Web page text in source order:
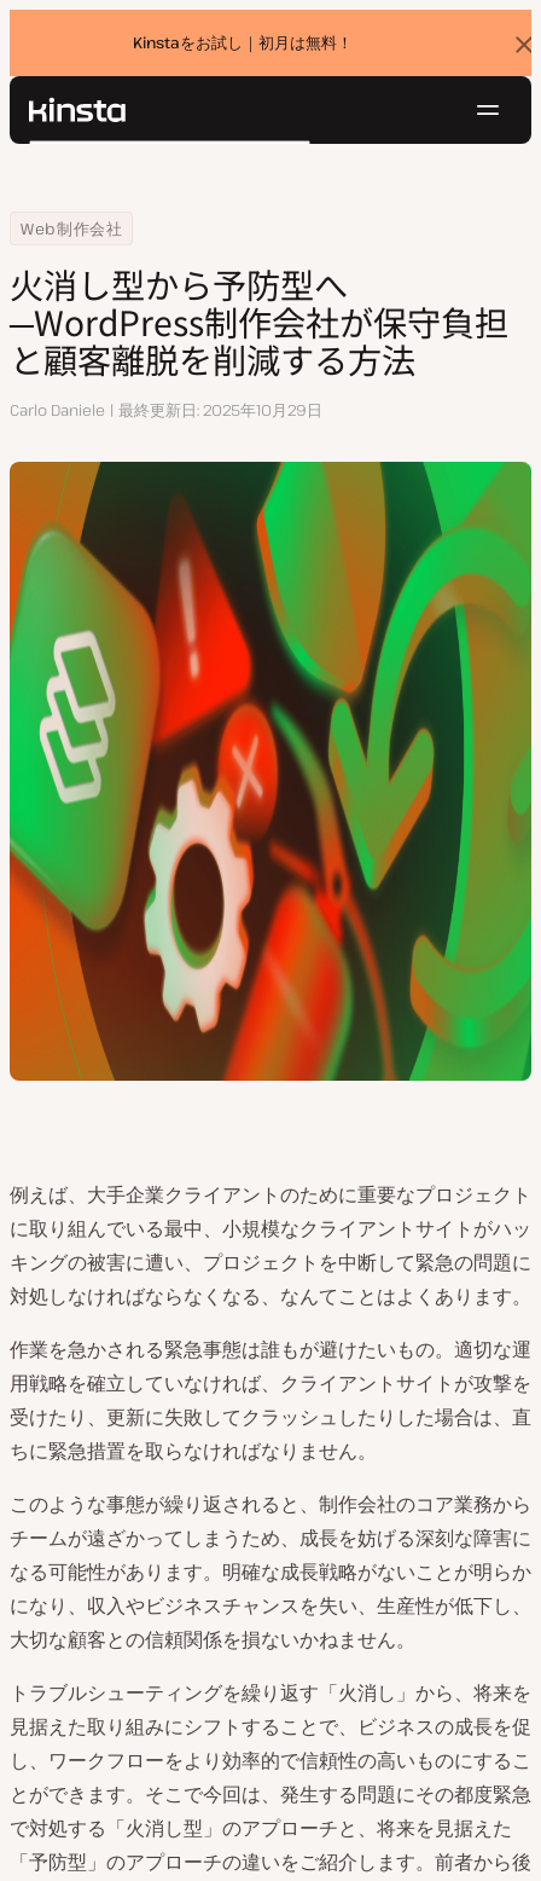
Kinstaをお試し｜初月は無料！
バ
ナ
Kinsta®
ン
価格設定
お問い合わせ
検
Home
リソースセンター
Web制作会社
火消し型から予防型へ─WordPress制作会社が保守負担と顧客離脱を
火消し型から予防型へ
─WordPress制作会社が保守負担
と顧客離脱を削減する方法
執
Carlo Daniele 最終更新日 2025年10月29日
例えば、大手企業クライアントのために重要なプロジェクト
に取り組んでいる最中、小規模なクライアントサイトがハッ
キングの被害に遭い、プロジェクトを中断して緊急の問題に
対処しなければならなくなる、なんてことはよくあります。
作業を急かされる緊急事態は誰もが避けたいもの。適切な運
用戦略を確立していなければ、クライアントサイトが攻撃を
受けたり、更新に失敗してクラッシュしたりした場合は、直
ちに緊急措置を取らなければなりません。
このような事態が繰り返されると、制作会社のコア業務から
チームが遠ざかってしまうため、成長を妨げる深刻な障害に
なる可能性があります。明確な成長戦略がないことが明らか
になり、収入やビジネスチャンスを失い、生産性が低下し、
大切な顧客との信頼関係を損ないかねません。
トラブルシューティングを繰り返す「火消し」から、将来を
見据えた取り組みにシフトすることで、ビジネスの成長を促
し、ワークフローをより効率的で信頼性の高いものにするこ
とができます。そこで今回は、発生する問題にその都度緊急
で対処する「火消し型」のアプローチと、将来を見据えた
「予防型」のアプローチの違いをご紹介します。前者から後